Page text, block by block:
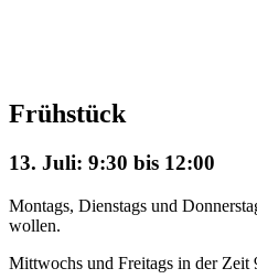
Frühstück
13. Juli: 9:30 bis 12:00
Montags, Dienstags und
wollen.
Mittwochs und Freitags in der